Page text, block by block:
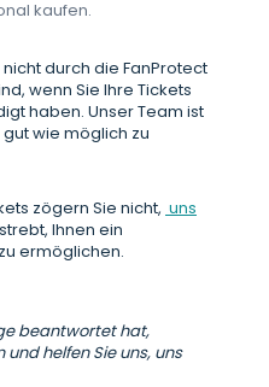
kaufen.
durch die FanProtect
wenn Sie Ihre Tickets
haben. Unser Team ist
wie möglich zu
zögern Sie nicht, uns
Ihnen ein
ermöglichen.
beantwortet hat,
helfen Sie uns, uns